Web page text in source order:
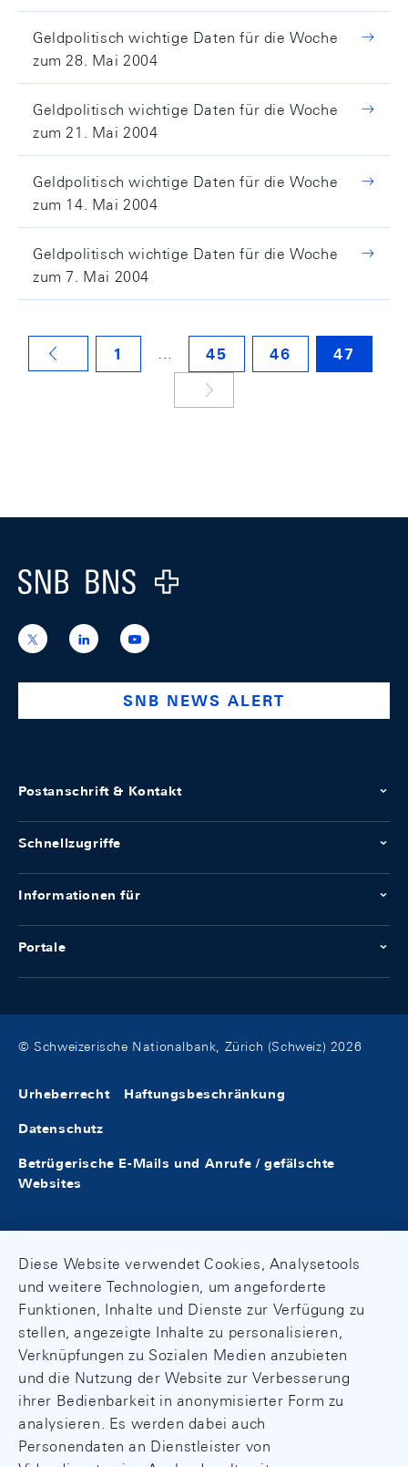
Geldpolitisch wichtige Daten für die Woche
zum 28. Mai 2004
Geldpolitisch wichtige Daten für die Woche
zum 21. Mai 2004
Geldpolitisch wichtige Daten für die Woche
zum 14. Mai 2004
Geldpolitisch wichtige Daten für die Woche
zum 7. Mai 2004
1 45 46 47
Footer
Logo
https://x.com/snb_bns
https://ch.linkedin.com/company/swiss-
national-
https://www.youtube.com/
SNB NEWS ALERT
Postanschrift & Kontakt
Schnellzugriffe
Informationen für
Portale
© Schweizerische Nationalbank, Zürich (Schweiz) 2026
Urheberrecht Haftungsbeschränkung
Datenschutz
Betrügerische E-Mails und Anrufe / gefälschte
Websites
Diese Website verwendet Cookies, Analysetools
und weitere Technologien, um angeforderte
Funktionen, Inhalte und Dienste zur Verfügung zu
stellen, angezeigte Inhalte zu personalisieren,
Verknüpfungen zu Sozialen Medien anzubieten
und die Nutzung der Website zur Verbesserung
ihrer Bedienbarkeit in anonymisierter Form zu
analysieren. Es werden dabei auch
Personendaten an Dienstleister von